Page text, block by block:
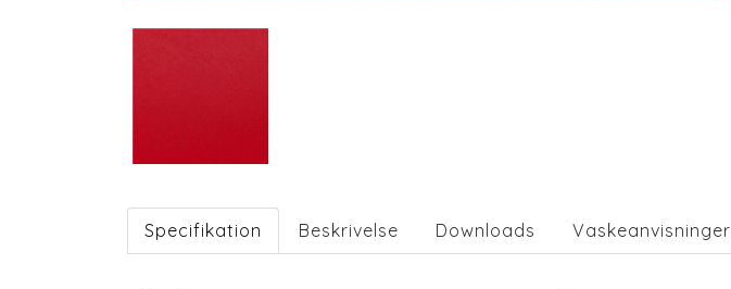
Specifikation Beskrivelse Downloads Vaskeanvisninger